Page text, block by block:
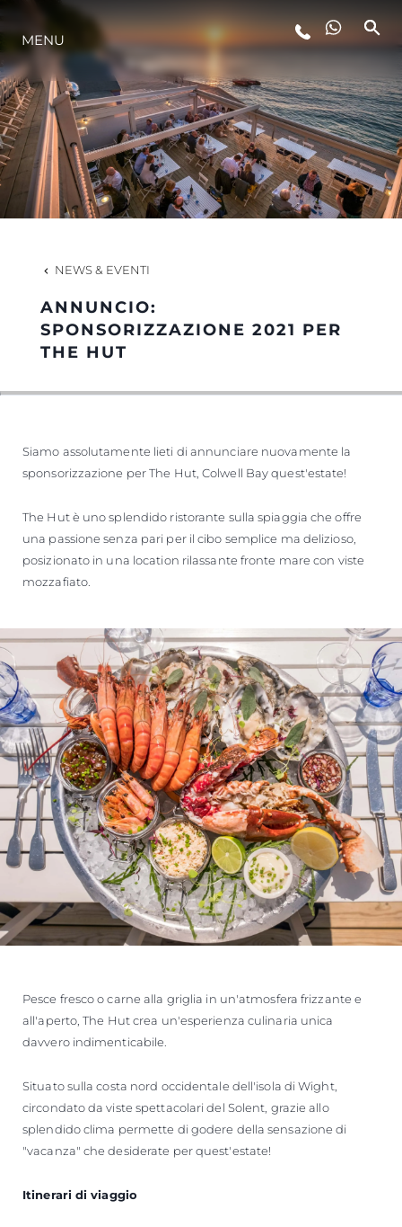
LIFESTYLE
INNOVAZIONE
L'AZIENDA
HERITAGE
VALUTA LA TUA IMBARCAZIONE
MENU
NEWS & EVENTI
ANNUNCIO:
SPONSORIZZAZIONE 2021 PER
THE HUT
Siamo assolutamente lieti di annunciare nuovamente la
sponsorizzazione per The Hut, Colwell Bay quest'estate!
The Hut è uno splendido ristorante sulla spiaggia che offre
una passione senza pari per il cibo semplice ma delizioso,
posizionato in una location rilassante fronte mare con viste
mozzafiato.
Pesce fresco o carne alla griglia in un'atmosfera frizzante e
all'aperto, The Hut crea un'esperienza culinaria unica
davvero indimenticabile.
Situato sulla costa nord occidentale dell'isola di Wight,
circondato da viste spettacolari del Solent, grazie allo
splendido clima permette di godere della sensazione di
"vacanza" che desiderate per quest'estate!
Itinerari di viaggio